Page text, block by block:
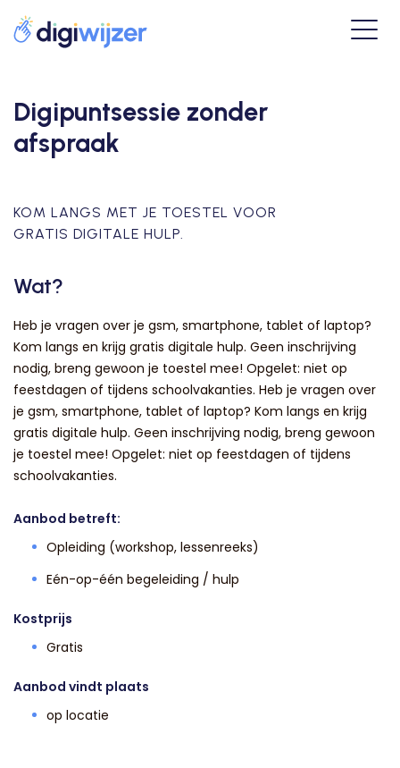
Digipuntsessie zonder
afspraak
KOM LANGS MET JE TOESTEL VOOR
GRATIS DIGITALE HULP.
Wat?
Heb je vragen over je gsm, smartphone, tablet of laptop?
Kom langs en krijg gratis digitale hulp. Geen inschrijving
nodig, breng gewoon je toestel mee! Opgelet: niet op
feestdagen of tijdens schoolvakanties. Heb je vragen over
je gsm, smartphone, tablet of laptop? Kom langs en krijg
gratis digitale hulp. Geen inschrijving nodig, breng gewoon
je toestel mee! Opgelet: niet op feestdagen of tijdens
schoolvakanties.
Aanbod betreft:
Opleiding (workshop, lessenreeks)
Eén-op-één begeleiding / hulp
Kostprijs
Gratis
Aanbod vindt plaats
op locatie